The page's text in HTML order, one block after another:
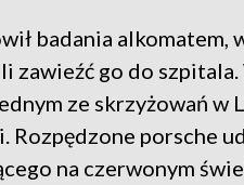
badania alkomatem,
zawieźć go do
ze skrzyżowań w
Rozpędzone porsche
na czerwonym